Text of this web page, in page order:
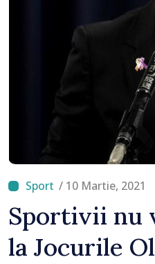
/ 10 Martie, 2021
Sportivii nu
la Jocurile